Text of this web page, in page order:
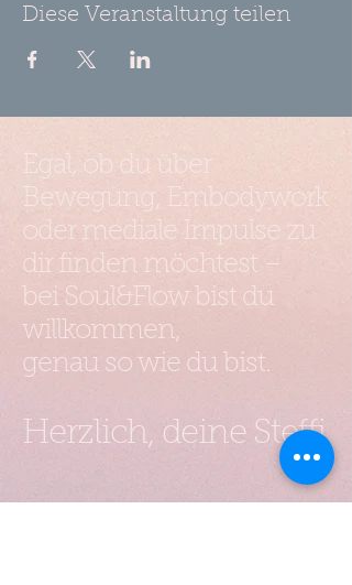
Diese Veranstaltung teilen
Egal, ob du über
Bewegung, Embodywork
oder mediale Impulse zu
dir finden möchtest –
bei Soul&Flow bist du
willkommen,
genau so wie du bist.
Herzlich, deine Steffi